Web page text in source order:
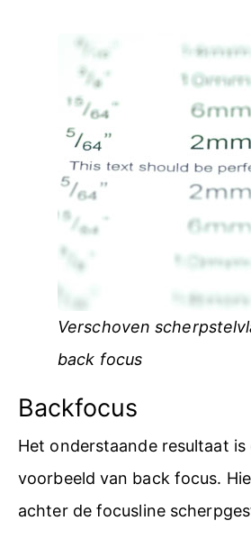
Verschoven
back focus
Backfocus
Het onderstaande resultaat is
voorbeeld van back focus.
achter de focusline